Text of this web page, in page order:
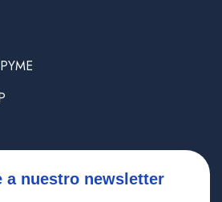
a nuestro newsletter